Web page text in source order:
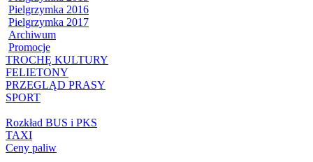
Pielgrzymka 2016
Pielgrzymka 2017
Archiwum
Promocje
TROCHĘ KULTURY
FELIETONY
PRZEGLĄD PRASY
SPORT
Rozkład BUS i PKS
TAXI
Ceny paliw